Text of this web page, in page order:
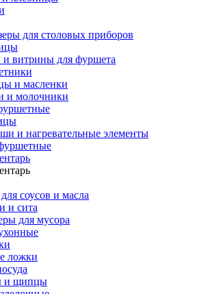
для столовых приборов
витрины для фуршета
и масленки
и молочники
и нагревательные элементы
соусов и масла
и сита
для мусора
ложки
и щипцы